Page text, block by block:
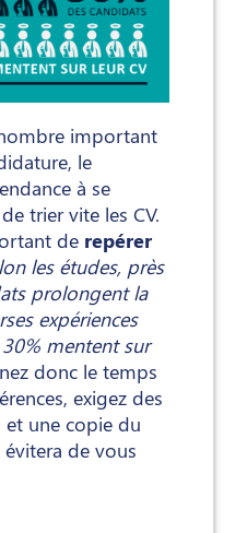
important
le
à se
trier vite les CV.
de repérer
les études, près
prolongent la
expériences
mentent sur
donc le temps
exigez des
une copie du
de vous